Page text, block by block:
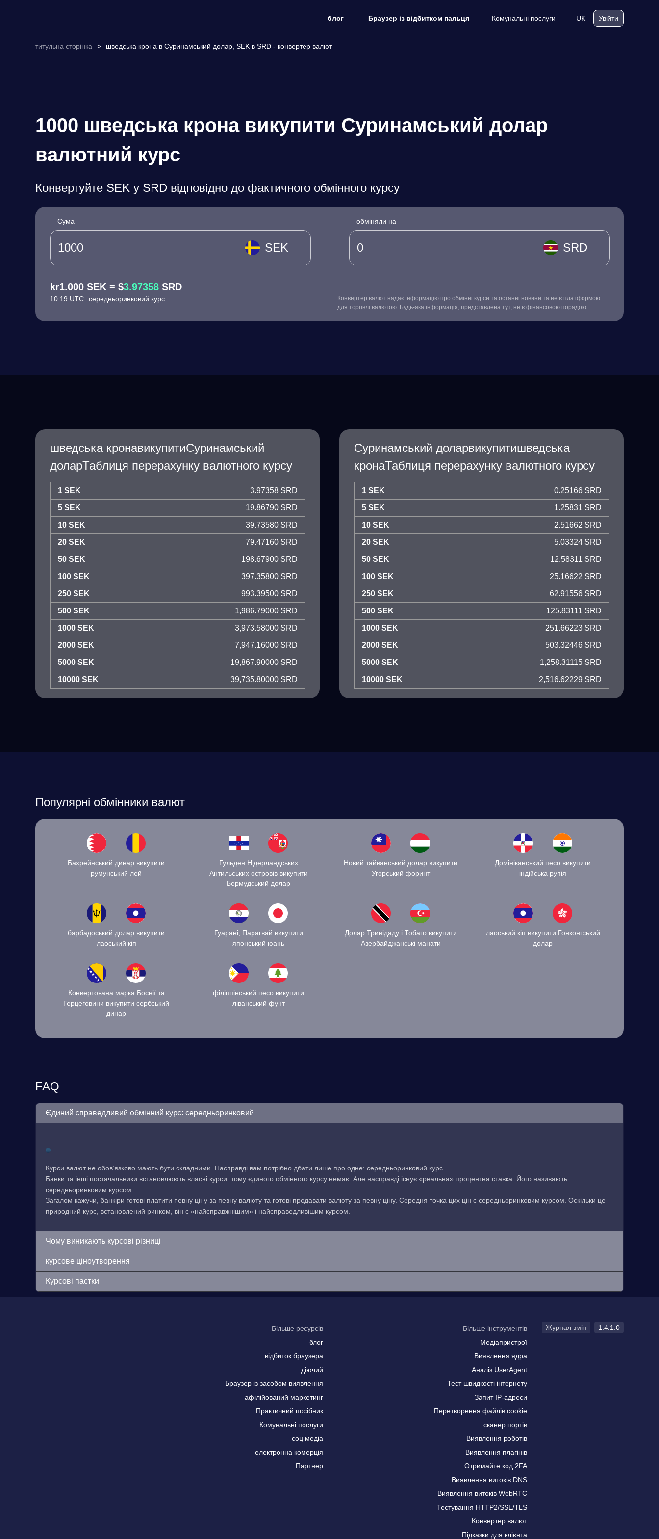
блог Браузер із відбитком пальця Комунальні послуги UK Увійти
титульна сторінка > шведська крона в Суринамський долар, SEK в SRD - конвертер валют
1000 шведська крона викупити Суринамський долар
валютний курс
Конвертуйте SEK у SRD відповідно до фактичного обмінного курсу
Сума
SEK
обміняли на
SRD
kr1.000 SEK = $3.97358 SRD
10:19 UTC середньоринковий курс
Конвертер валют надає інформацію про обмінні курси та останні новини та не є платформою
для торгівлі валютою. Будь-яка інформація, представлена тут, не є фінансовою порадою.
шведська кронавикупитиСуринамський
доларТаблиця перерахунку валютного курсу
1 SEK 3.97358 SRD
5 SEK 19.86790 SRD
10 SEK 39.73580 SRD
20 SEK 79.47160 SRD
50 SEK 198.67900 SRD
100 SEK 397.35800 SRD
250 SEK 993.39500 SRD
500 SEK 1,986.79000 SRD
1000 SEK 3,973.58000 SRD
2000 SEK 7,947.16000 SRD
5000 SEK 19,867.90000 SRD
10000 SEK 39,735.80000 SRD
Суринамський доларвикупитишведська
кронаТаблиця перерахунку валютного курсу
1 SEK 0.25166 SRD
5 SEK 1.25831 SRD
10 SEK 2.51662 SRD
20 SEK 5.03324 SRD
50 SEK 12.58311 SRD
100 SEK 25.16622 SRD
250 SEK 62.91556 SRD
500 SEK 125.83111 SRD
1000 SEK 251.66223 SRD
2000 SEK 503.32446 SRD
5000 SEK 1,258.31115 SRD
10000 SEK 2,516.62229 SRD
Популярні обмінники валют
Бахрейнський динар викупити
румунський лей
Гульден Нідерландських
Антильських островів викупити
Бермудський долар
Новий тайванський долар викупити
Угорський форинт
Домініканський песо викупити
індійська рупія
барбадоський долар викупити
лаоський кіп
Гуарані, Парагвай викупити
японський юань
Долар Тринідаду і Тобаго викупити
Азербайджанські манати
лаоський кіп викупити Гонконгський
долар
Конвертована марка Боснії та
Герцеговини викупити сербський
динар
філіппінський песо викупити
ліванський фунт
FAQ
Єдиний справедливий обмінний курс: середньоринковий
Курси валют не обов’язково мають бути складними. Насправді вам потрібно дбати лише про одне: середньоринковий курс.
Банки та інші постачальники встановлюють власні курси, тому єдиного обмінного курсу немає. Але насправді існує «реальна» процентна ставка. Його називають
середньоринковим курсом.
Загалом кажучи, банкіри готові платити певну ціну за певну валюту та готові продавати валюту за певну ціну. Середня точка цих цін є середньоринковим курсом. Оскільки це
природний курс, встановлений ринком, він є «найсправжнішим» і найсправедливішим курсом.
Чому виникають курсові різниці
курсове ціноутворення
Курсові пастки
Більше ресурсів
блог
відбиток браузера
діючий
Браузер із засобом виявлення
афілійований маркетинг
Практичний посібник
Комунальні послуги
соц.медіа
електронна комерція
Партнер
Більше інструментів
Медіапристрої
Виявлення ядра
Аналіз UserAgent
Тест швидкості інтернету
Запит IP-адреси
Перетворення файлів cookie
сканер портів
Виявлення роботів
Виявлення плагінів
Отримайте код 2FA
Виявлення витоків DNS
Виявлення витоків WebRTC
Тестування HTTP2/SSL/TLS
Конвертер валют
Підказки для клієнта
Журнал змін 1.4.1.0